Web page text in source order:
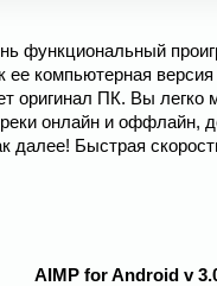
функциональный
ее компьютерная
оригинал ПК. Вы
онлайн и оффлайн,
далее! Быстрая
AIMP for Android v